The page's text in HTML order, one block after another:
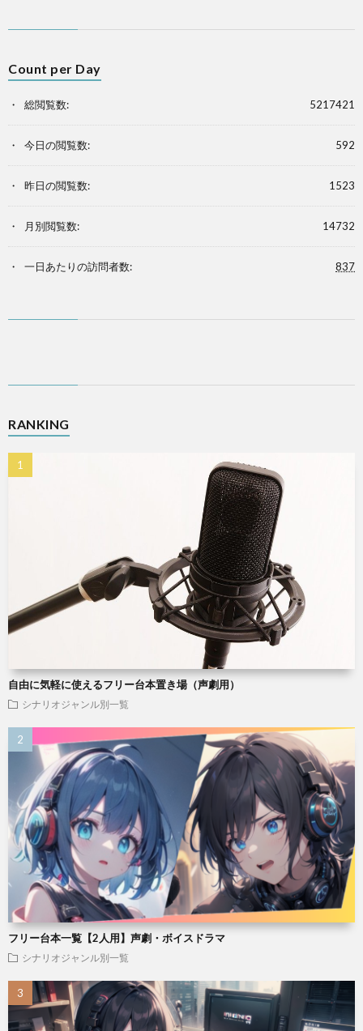
Count per Day
5217421
総閲覧数:
592
今日の閲覧数:
1523
昨日の閲覧数:
14732
月別閲覧数:
837
一日あたりの訪問者数:
RANKING
自由に気軽に使えるフリー台本置き場（声劇用）
シナリオジャンル別一覧
フリー台本一覧【2人用】声劇・ボイスドラマ
シナリオジャンル別一覧